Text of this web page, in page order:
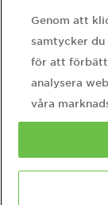
Genom att
samtycker
för att
analysera
våra